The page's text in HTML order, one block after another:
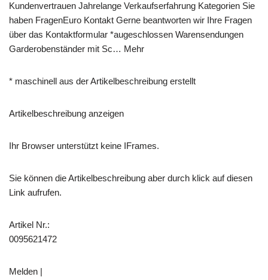
Kundenvertrauen Jahrelange Verkaufserfahrung Kategorien Sie
haben FragenEuro Kontakt Gerne beantworten wir Ihre Fragen
über das Kontaktformular *augeschlossen Warensendungen
Garderobenständer mit Sc… Mehr
* maschinell aus der Artikelbeschreibung erstellt
Artikelbeschreibung anzeigen
Ihr Browser unterstützt keine IFrames.
Sie können die Artikelbeschreibung aber durch klick auf diesen
Link aufrufen.
Artikel Nr.:
0095621472
Melden |